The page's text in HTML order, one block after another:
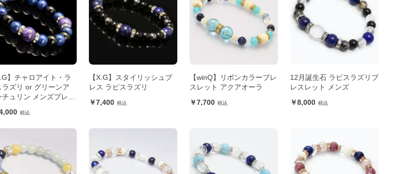
】チャロアイト・ラ
ラズリ or グリーンア
チュリン メンズブレス
【X.G】スタイリッシュブ
レス ラピスラズリ
7,400
【winQ】リボンカラーブレ
スレット アクアオーラ
7,700
12月誕生石 ラピスラズリブ
レスレット メンズ
8,000